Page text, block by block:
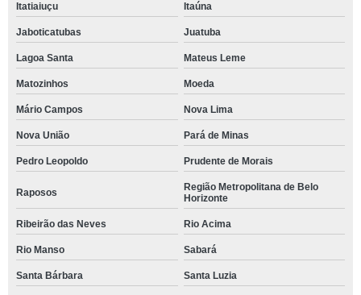
Itatiaiuçu Itaúna
Jaboticatubas Juatuba
Lagoa Santa Mateus Leme
Matozinhos Moeda
Mário Campos Nova Lima
Nova União Pará de Minas
Pedro Leopoldo Prudente de Morais
Raposos
Região Metropolitana de Belo
Horizonte
Ribeirão das Neves Rio Acima
Rio Manso Sabará
Santa Bárbara Santa Luzia